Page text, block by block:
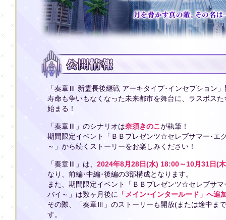
「奏章Ⅲ 新霊長後継戦 アーキタイプ･インセプション
寿命も争いもなくなった未来都市を舞台に、ラスボス
始まる！
「奏章Ⅲ」のシナリオは奈須きのこが執筆！
期間限定イベント「ＢＢプレゼンツ☆セレブサマー･エ
～」から続くストーリーをお楽しみください！
「奏章Ⅲ」は、 2024年8月28日(水) 18:00～10月31日(
なり、前編･中編･後編の3部構成となります。
また、期間限定イベント「ＢＢプレゼンツ☆セレブサ
バイ～」は数ヶ月後に
「メイン･インタールード」へ追
その際、「奏章Ⅲ」のストーリーも開放(または途中ま
す。